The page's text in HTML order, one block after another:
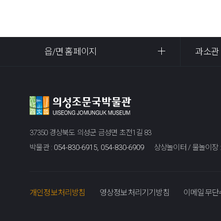
읍/면 홈페이지 과소
37350 경상북도 의성군 금성면 초전1길 83
박물관 : 054-830-6915, 054-830-6909 상상놀이터 / 물놀이장
개인정보처리방침 영상정보처리기기방침 이메일무단